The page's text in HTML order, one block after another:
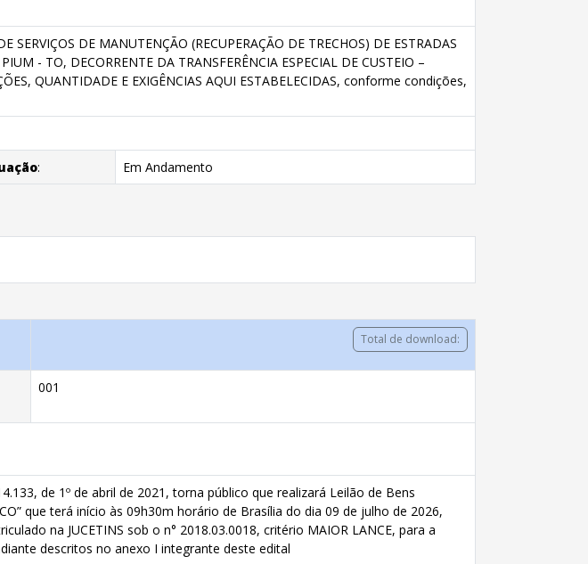
SERVIÇOS DE MANUTENÇÃO (RECUPERAÇÃO DE TRECHOS) DE ESTRADAS
- TO, DECORRENTE DA TRANSFERÊNCIA ESPECIAL DE CUSTEIO –
QUANTIDADE E EXIGÊNCIAS AQUI ESTABELECIDAS, conforme condições,
:
Em Andamento
Total de download:
001
de 1º de abril de 2021, torna público que realizará Leilão de Bens
que terá início às 09h30m horário de Brasília do dia 09 de julho de 2026,
na JUCETINS sob o n° 2018.03.0018, critério MAIOR LANCE, para a
descritos no anexo I integrante deste edital